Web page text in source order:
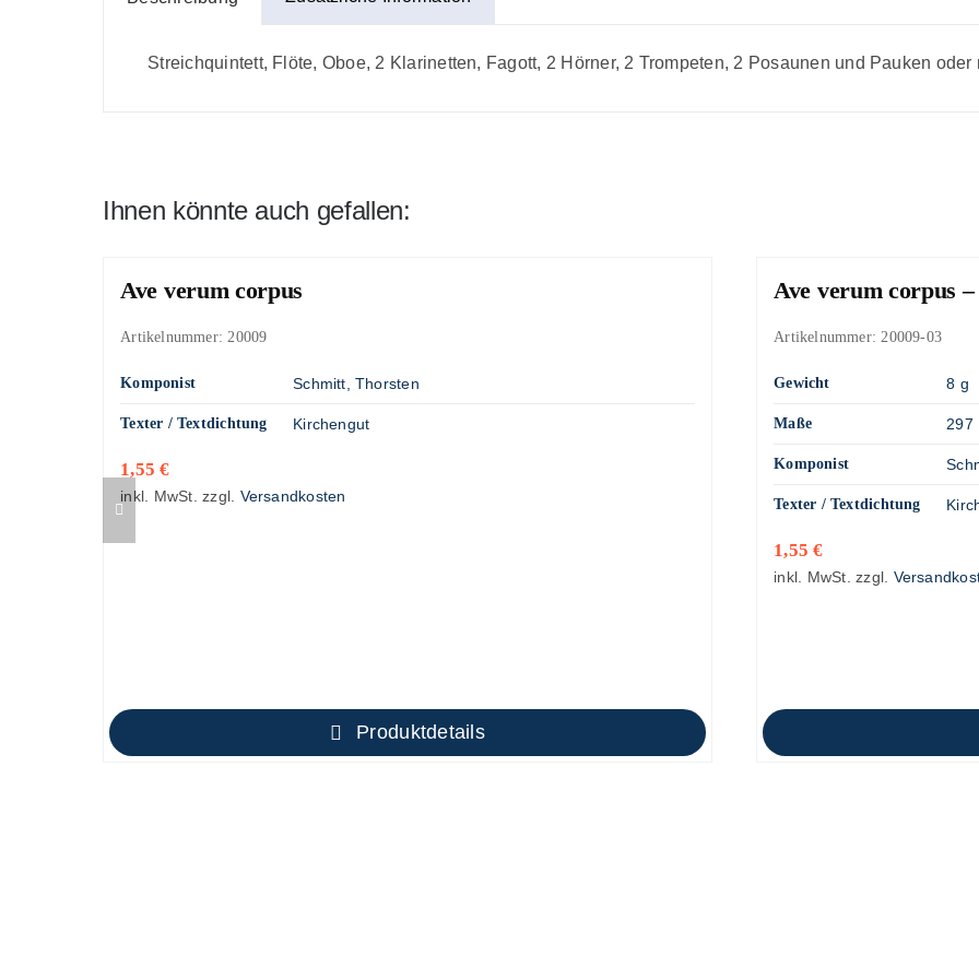
Menge
Streichquintett, Flöte, Oboe, 2 Klarinetten, Fagott, 2 Hörner, 2 Trompeten, 2 Posaunen und Pauken oder
Ihnen könnte auch gefallen:
Ave verum corpus
Artikelnummer:20009
Komponist Schmitt, Thorsten
Texter / Textdichtung Kirchengut
1,55€
inkl. MwSt. zzgl. Versandkosten
Produktdetails
Ave verum corpus
Artikelnummer:20009-03
Gewicht 8 g
Maße 297
Komponist
Texter / Textdichtung
1,55€
inkl. MwSt. zzgl.